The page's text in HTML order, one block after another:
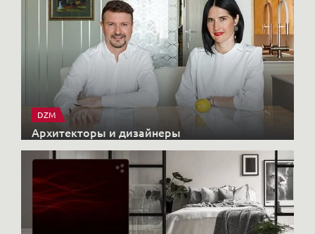
DZM
Архитекторы и дизайнеры